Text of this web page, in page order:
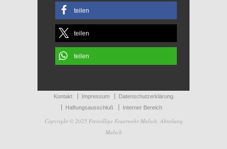
teilen
teilen
teilen
Kontakt Impressum
Datenschutzerklärung
Haftungsausschluß
Interner Bereich
Copyright © 2025 Freiwillige Feuerwehr Malsch, Abteilung
Malsch